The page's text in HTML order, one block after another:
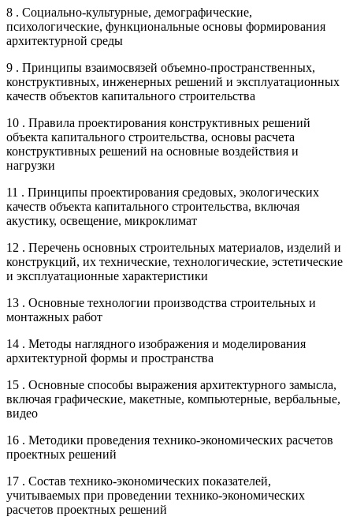
8 . Социально-культурные, демографические,
психологические, функциональные основы формирования
архитектурной среды
9 . Принципы взаимосвязей объемно-пространственных,
конструктивных, инженерных решений и эксплуатационных
качеств объектов капитального строительства
10 . Правила проектирования конструктивных решений
объекта капитального строительства, основы расчета
конструктивных решений на основные воздействия и
нагрузки
11 . Принципы проектирования средовых, экологических
качеств объекта капитального строительства, включая
акустику, освещение, микроклимат
12 . Перечень основных строительных материалов, изделий и
конструкций, их технические, технологические, эстетические
и эксплуатационные характеристики
13 . Основные технологии производства строительных и
монтажных работ
14 . Методы наглядного изображения и моделирования
архитектурной формы и пространства
15 . Основные способы выражения архитектурного замысла,
включая графические, макетные, компьютерные, вербальные,
видео
16 . Методики проведения технико-экономических расчетов
проектных решений
17 . Состав технико-экономических показателей,
учитываемых при проведении технико-экономических
расчетов проектных решений